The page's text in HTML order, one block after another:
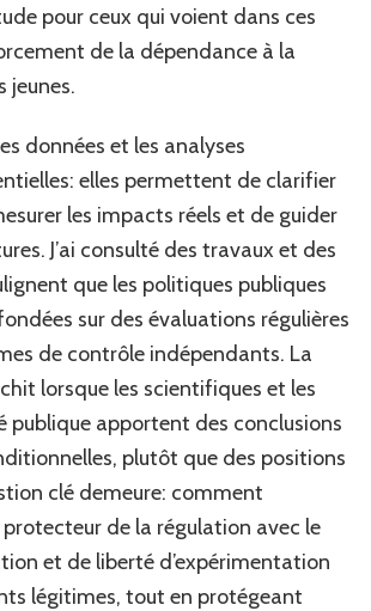
pour ceux qui voient dans ces
de la dépendance à la
jeunes.
données et les analyses
elles permettent de clarifier
les impacts réels et de guider
J’ai consulté des travaux et des
que les politiques publiques
sur des évaluations régulières
de contrôle indépendants. La
lorsque les scientifiques et les
publique apportent des conclusions
plutôt que des positions
clé demeure: comment
de la régulation avec le
et de liberté d’expérimentation
légitimes, tout en protégeant